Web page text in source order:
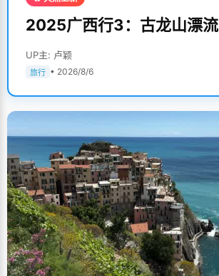
2025广西行3：古龙山漂流
UP主: 卢颖
旅行 • 2026/8/6